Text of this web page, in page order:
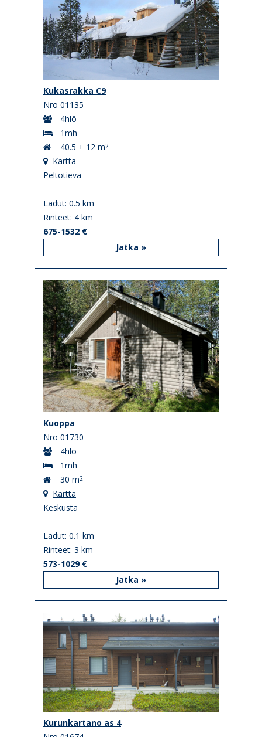
Kukasrakka C9
Nro 01135
4hlö
1mh
40.5 + 12 m2
Kartta
Peltotieva
Ladut: 0.5 km
Rinteet: 4 km
675-1532 €
Jatka »
Kuoppa
Nro 01730
4hlö
1mh
30 m2
Kartta
Keskusta
Ladut: 0.1 km
Rinteet: 3 km
573-1029 €
Jatka »
Kurunkartano as 4